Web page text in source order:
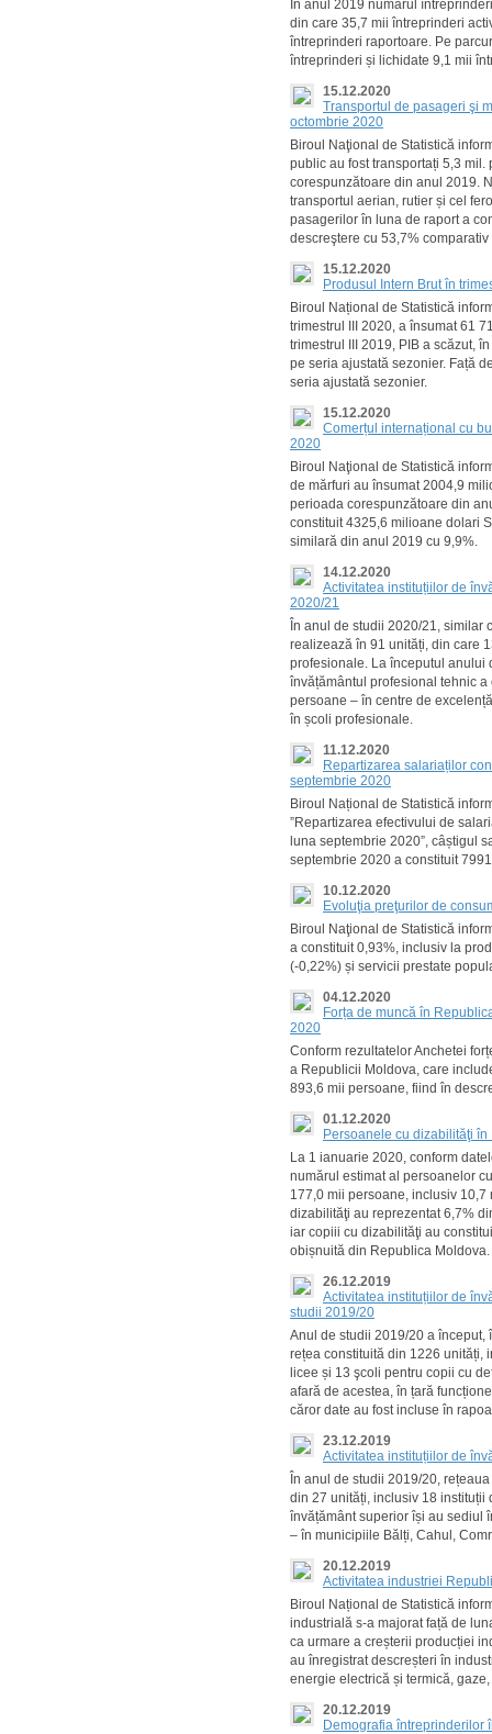
În anul 2019 numărul
din care 35,7 mii întreprinderi
întreprinderi raportoare. Pe
întreprinderi și lichidate 9,1 mii
15.12.2020
Transportul de pasageri şi
octombrie 2020
Biroul Naţional de Statistică
public au fost transportați 5,3
corespunzătoare din anul 2019.
transportul aerian, rutier și cel
pasagerilor în luna de raport a
descreştere cu 53,7%
15.12.2020
Produsul Intern Brut în
Biroul Național de Statistică
trimestrul III 2020, a însumat 61
trimestrul III 2019, PIB a scăzut,
pe seria ajustată sezonier. Față
seria ajustată sezonier.
15.12.2020
Comerțul internațional cu
2020
Biroul Naţional de Statistică
de mărfuri au însumat 2004,9
perioada corespunzătoare din
constituit 4325,6 milioane dolari
similară din anul 2019 cu 9,9%.
14.12.2020
Activitatea instituțiilor de
2020/21
În anul de studii 2020/21, similar
realizează în 91 unități, din care
profesionale. La începutul anului
învățământul profesional tehnic
persoane ‒ în centre de
în școli profesionale.
11.12.2020
Repartizarea salariaților
septembrie 2020
Biroul Național de Statistică
”Repartizarea efectivului de
luna septembrie 2020”, câștigul
septembrie 2020 a constituit
10.12.2020
Evoluţia preţurilor de
Biroul Naţional de Statistică
a constituit 0,93%, inclusiv la
(-0,22%) și servicii prestate
04.12.2020
Forța de muncă în
2020
Conform rezultatelor Anchetei
a Republicii Moldova, care
893,6 mii persoane, fiind în
01.12.2020
Persoanele cu dizabilităţi
La 1 ianuarie 2020, conform
numărul estimat al persoanelor
177,0 mii persoane, inclusiv
dizabilităţi au reprezentat 6,7%
iar copiii cu dizabilităţi au
obișnuită din Republica Moldova.
26.12.2019
Activitatea instituțiilor de
studii 2019/20
Anul de studii 2019/20 a
rețea constituită din 1226 unități,
licee și 13 şcoli pentru copii cu
afară de acestea, în țară
căror date au fost incluse în
23.12.2019
Activitatea instituțiilor de
În anul de studii 2019/20,
din 27 unități, inclusiv 18 instituții
învățământ superior își au sediul
– în municipiile Bălți, Cahul,
20.12.2019
Activitatea industriei
Biroul Național de Statistică
industrială s-a majorat față de
ca urmare a creșterii producției
au înregistrat descreșteri în
energie electrică și termică,
20.12.2019
Demografia întreprinderilor